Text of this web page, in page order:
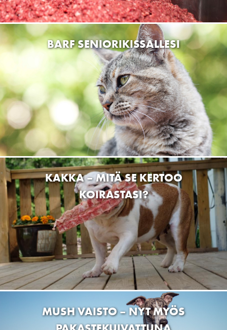
Rakki Mafia Oy
Ahlströminkatu 8, Varkaus, Suomi
Eläinhoitola Lapintassu
Vapaudenkatu 2, 98100 Kemijärvi, Finland
Koirakoto OY
Liikasentie 24, 90540 Oulu, Finland
Kirppari Tuulan Tori
Kainuuntie 32, Sotkamo, Finland
SEO Kestilä
Kestilänraitti 2, Kestilä, Finland
PUUTARHA-PETEN LEMMIKKITARVIKE
Myllyrannantie 2, 35820 Mänttä, Suomi
Eläintarvike Lysti Mäntsälä
Lahdentie 27, Mäntsälä, Suomi
Ketunkullan Hyvinvointi Oy
Vernerintie 1 as 5, KirkkonummiMasala, Finland
DOGMAN & FRIENDS KAAKKURI OULU
Pesätie 3, 90420 Oulu, Finland
MIKSI LIHAN VÄRI VAIHTELEE?
BARF SENIORIKISSALLESI